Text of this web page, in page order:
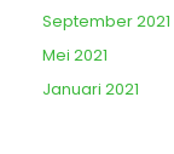
September 2021
Mei 2021
Januari 2021